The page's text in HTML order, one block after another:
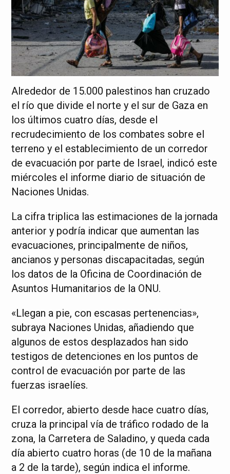
Alrededor de 15.000 palestinos han cruzado
el río que divide el norte y el sur de Gaza en
los últimos cuatro días, desde el
recrudecimiento de los combates sobre el
terreno y el establecimiento de un corredor
de evacuación por parte de Israel, indicó este
miércoles el informe diario de situación de
Naciones Unidas.
La cifra triplica las estimaciones de la jornada
anterior y podría indicar que aumentan las
evacuaciones, principalmente de niños,
ancianos y personas discapacitadas, según
los datos de la Oficina de Coordinación de
Asuntos Humanitarios de la ONU.
«Llegan a pie, con escasas pertenencias»,
subraya Naciones Unidas, añadiendo que
algunos de estos desplazados han sido
testigos de detenciones en los puntos de
control de evacuación por parte de las
fuerzas israelíes.
El corredor, abierto desde hace cuatro días,
cruza la principal vía de tráfico rodado de la
zona, la Carretera de Saladino, y queda cada
día abierto cuatro horas (de 10 de la mañana
a 2 de la tarde), según indica el informe.